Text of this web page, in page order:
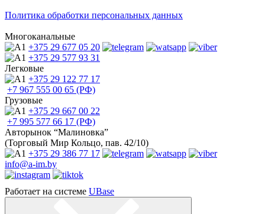
Политика обработки персональных данных
Многоканальные
+375 29 677 05 20
+375 29 577 93 31
Легковые
+375 29 122 77 17
+7 967 555 00 65 (РФ)
Грузовые
+375 29 667 00 22
+7 995 577 66 17 (РФ)
Авторынок “Малиновка”
(Торговый Мир Кольцо, пав. 42/10)
+375 29 386 77 17
info@a-im.by
Работает на системе UBase